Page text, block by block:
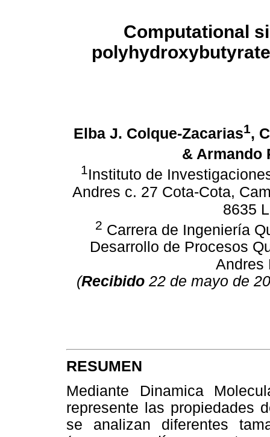
Computational
Elba J. Colque-Zacarias1,
& Armando
1Instituto de
Andres c. 27 Cota-Cota,
8635
2 Carrera de Ingeniería
Desarrollo de Procesos
Andres
(Recibido 22 de mayo de
RESUMEN
Mediante Dinamica
represente las propiedades
se analizan diferentes